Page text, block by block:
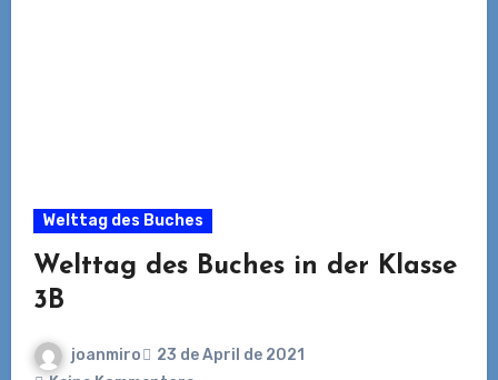
Welttag des Buches
Welttag des Buches in der Klasse
3B
joanmiro
23 de April de 2021